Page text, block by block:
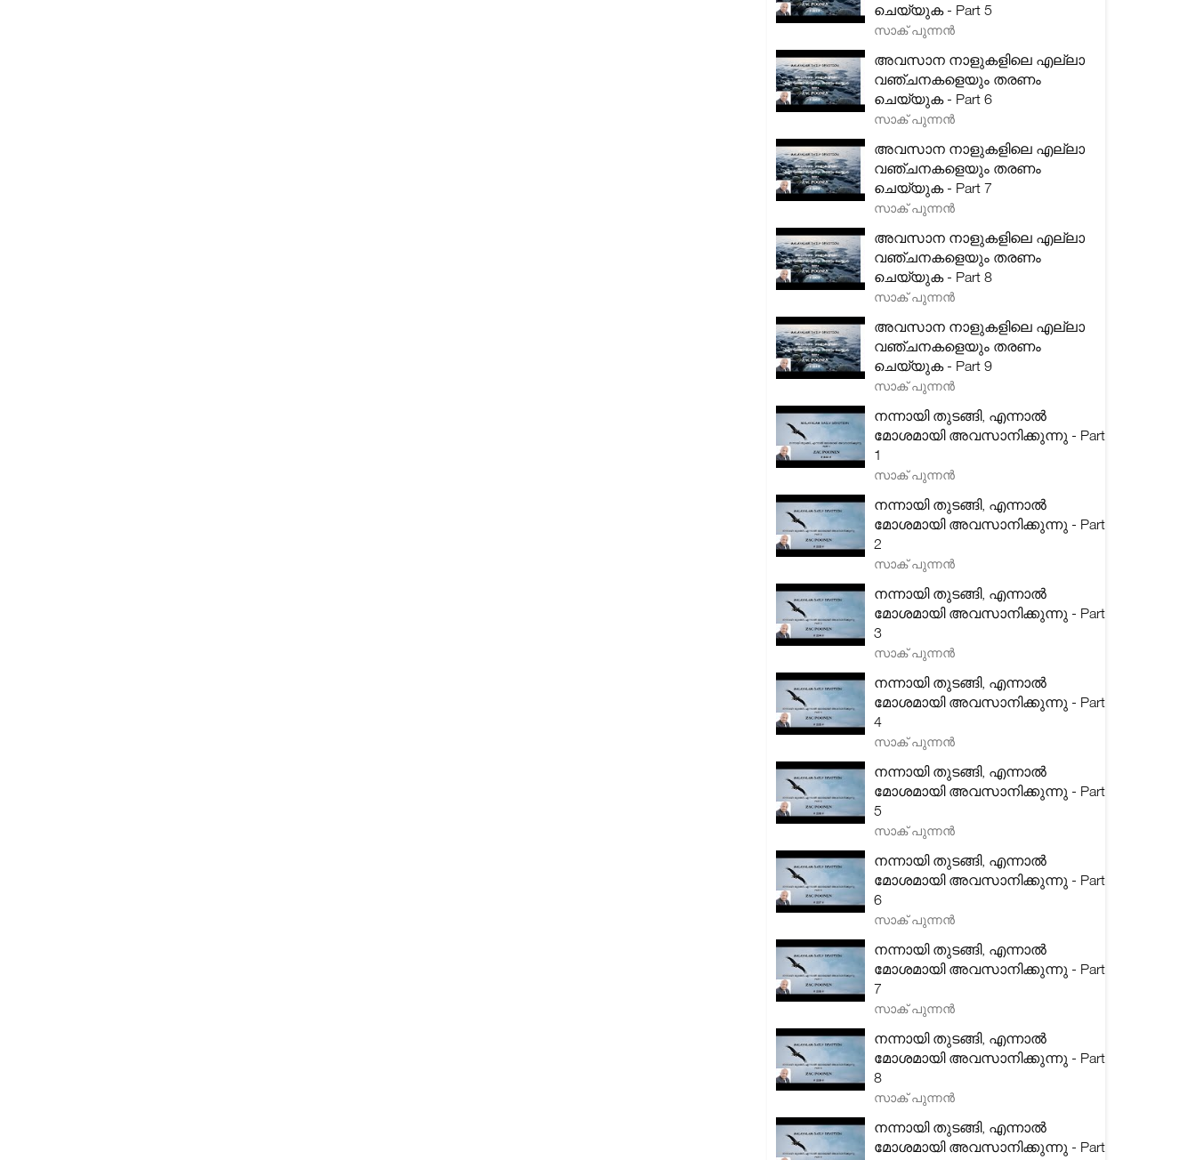
ചെയ്യുക - Part 5
സാക് പുന്നൻ
അവസാന നാളുകളിലെ എല്ലാ
വഞ്ചനകളെയും തരണം
ചെയ്യുക - Part 6
സാക് പുന്നൻ
അവസാന നാളുകളിലെ എല്ലാ
വഞ്ചനകളെയും തരണം
ചെയ്യുക - Part 7
സാക് പുന്നൻ
അവസാന നാളുകളിലെ എല്ലാ
വഞ്ചനകളെയും തരണം
ചെയ്യുക - Part 8
സാക് പുന്നൻ
അവസാന നാളുകളിലെ എല്ലാ
വഞ്ചനകളെയും തരണം
ചെയ്യുക - Part 9
സാക് പുന്നൻ
നന്നായി തുടങ്ങി, എന്നാൽ
മോശമായി അവസാനിക്കുന്നു - Part
1
സാക് പുന്നൻ
നന്നായി തുടങ്ങി, എന്നാൽ
മോശമായി അവസാനിക്കുന്നു - Part
2
സാക് പുന്നൻ
നന്നായി തുടങ്ങി, എന്നാൽ
മോശമായി അവസാനിക്കുന്നു - Part
3
സാക് പുന്നൻ
നന്നായി തുടങ്ങി, എന്നാൽ
മോശമായി അവസാനിക്കുന്നു - Part
4
സാക് പുന്നൻ
നന്നായി തുടങ്ങി, എന്നാൽ
മോശമായി അവസാനിക്കുന്നു - Part
5
സാക് പുന്നൻ
നന്നായി തുടങ്ങി, എന്നാൽ
മോശമായി അവസാനിക്കുന്നു - Part
6
സാക് പുന്നൻ
നന്നായി തുടങ്ങി, എന്നാൽ
മോശമായി അവസാനിക്കുന്നു - Part
7
സാക് പുന്നൻ
നന്നായി തുടങ്ങി, എന്നാൽ
മോശമായി അവസാനിക്കുന്നു - Part
8
സാക് പുന്നൻ
നന്നായി തുടങ്ങി, എന്നാൽ
മോശമായി അവസാനിക്കുന്നു - Part